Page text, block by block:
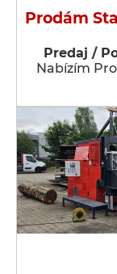
Prodám
Predaj /
Nabízím